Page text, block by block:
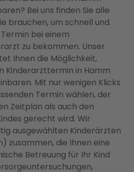
Bei uns finden Sie alle
brauchen, um schnell und
bei einem
zu bekommen. Unser
Ihnen die Möglichkeit,
Kinderarzttermin in Hamm
Mit nur wenigen Klicks
Termin wählen, der
Zeitplan als auch den
gerecht wird. Wir
ausgewählten Kinderärzten
zusammen, die Ihnen eine
Betreuung für Ihr Kind